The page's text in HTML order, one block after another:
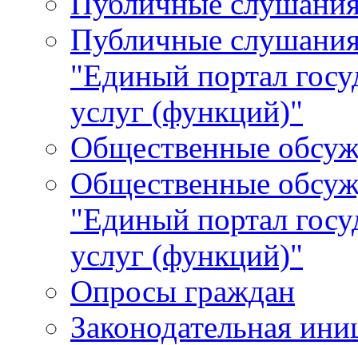
Публичные
"Единый портал
услуг (функций)"
Общественные
Общественные
"Единый портал
услуг (функций)"
Опросы граждан
Законодательная